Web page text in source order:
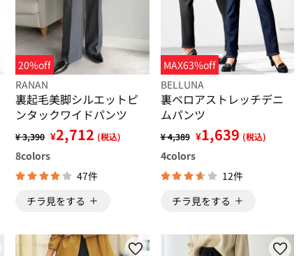
20%off
RANAN
裏起毛美脚シルエットピ
ンタックワイドパンツ
¥ 3,390 ¥2,712 (税込)
8colors
47件
チラ見をする
MAX63%off
BELLUNA
裏ベロアストレッチデニ
ムパンツ
¥ 4,389 ¥1,639 (税込)
4colors
12件
チラ見をする